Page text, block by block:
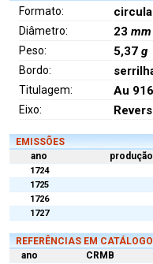
Formato:
Diâmetro: 23 mm
Peso: 5,37 g
Bordo:
Titulagem: Au
Eixo:
EMISSÕES
ano
produção
1724
1725
1726
1727
REFERÊNCIAS EM
ano CRMB